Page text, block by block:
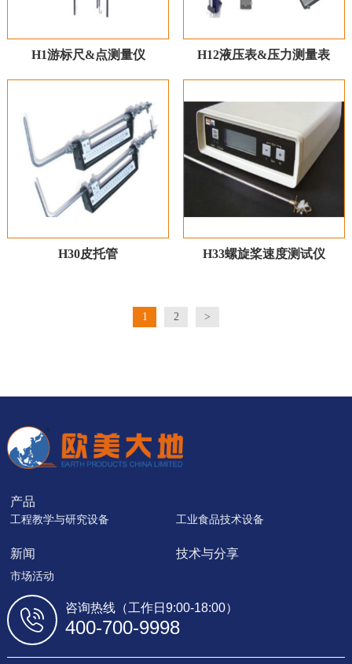
H1游标尺&点测量仪 H12液压表&压力测量表
H30皮托管 H33螺旋桨速度测试仪
1 2 >
产品
工程教学与研究设备 工业食品技术设备
新闻
市场活动
技术与分享
咨询热线（工作日9:00-18:00）
400-700-9998